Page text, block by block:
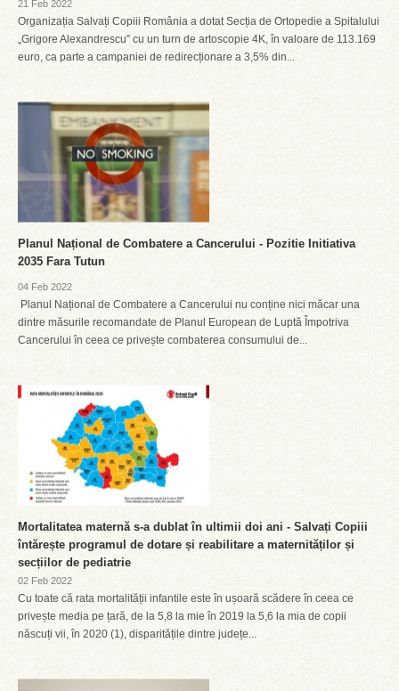
21 Feb 2022
Organizația Salvați Copiii România a dotat Secția de Ortopedie a Spitalului
„Grigore Alexandrescu” cu un turn de artoscopie 4K, în valoare de 113.169
euro, ca parte a campaniei de redirecționare a 3,5% din...
Planul Național de Combatere a Cancerului - Pozitie Initiativa
2035 Fara Tutun
04 Feb 2022
Planul Național de Combatere a Cancerului nu conține nici măcar una
dintre măsurile recomandate de Planul European de Luptă Împotriva
Cancerului în ceea ce privește combaterea consumului de...
Mortalitatea maternă s-a dublat în ultimii doi ani - Salvați Copiii
întărește programul de dotare și reabilitare a maternităților și
secțiilor de pediatrie
02 Feb 2022
Cu toate că rata mortalității infantile este în ușoară scădere în ceea ce
privește media pe țară, de la 5,8 la mie în 2019 la 5,6 la mia de copii
născuți vii, în 2020 (1), disparitățile dintre județe...